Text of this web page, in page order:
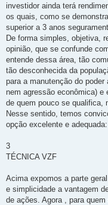
investidor ainda terá
os quais, como se
superior a 3 anos
De forma simples, objetiva,
opinião, que se confunde
entende dessa área, tão
tão desconhecida da
para a manutenção do
nem agressão econômica)
de quem pouco se qualifica,
Nesse sentido, temos
opção excelente e
3
TÉCNICA VZF
Acima expomos a parte
e simplicidade a vantagem
de ações. Agora , para quem